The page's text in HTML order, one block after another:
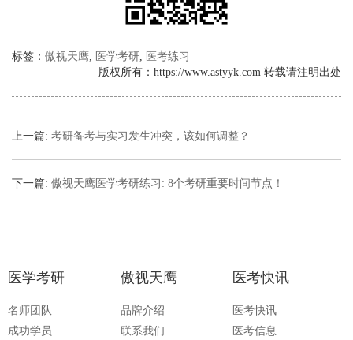
标签： 傲视天鹰 医学考研
医考练习
版权所有：https://www.astyyk.com 转载请注明出处
上一篇: 考研备考与实习发生冲突，该如何调整？
下一篇: 傲视天鹰医学考研练习: 8个考研重要时间节点！
医学考研
名师团队
成功学员
傲视天鹰
品牌介绍
联系我们
医考快讯
医考快讯
医考信息